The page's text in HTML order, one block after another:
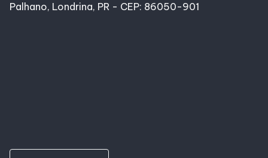
Palhano, Londrina, PR - CEP: 86050-901